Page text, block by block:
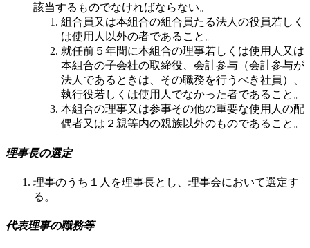
該当するものでなければならない。
組合員又は本組合の組合員たる法人の役員若しく
は使用人以外の者であること。
就任前５年間に本組合の理事若しくは使用人又は
本組合の子会社の取締役、会計参与（会計参与が
法人であるときは、その職務を行うべき社員）、
執行役若しくは使用人でなかった者であること。
本組合の理事又は参事その他の重要な使用人の配
偶者又は２親等内の親族以外のものであること。
理事長の選定
理事のうち１人を理事長とし、理事会において選定す
る。
代表理事の職務等